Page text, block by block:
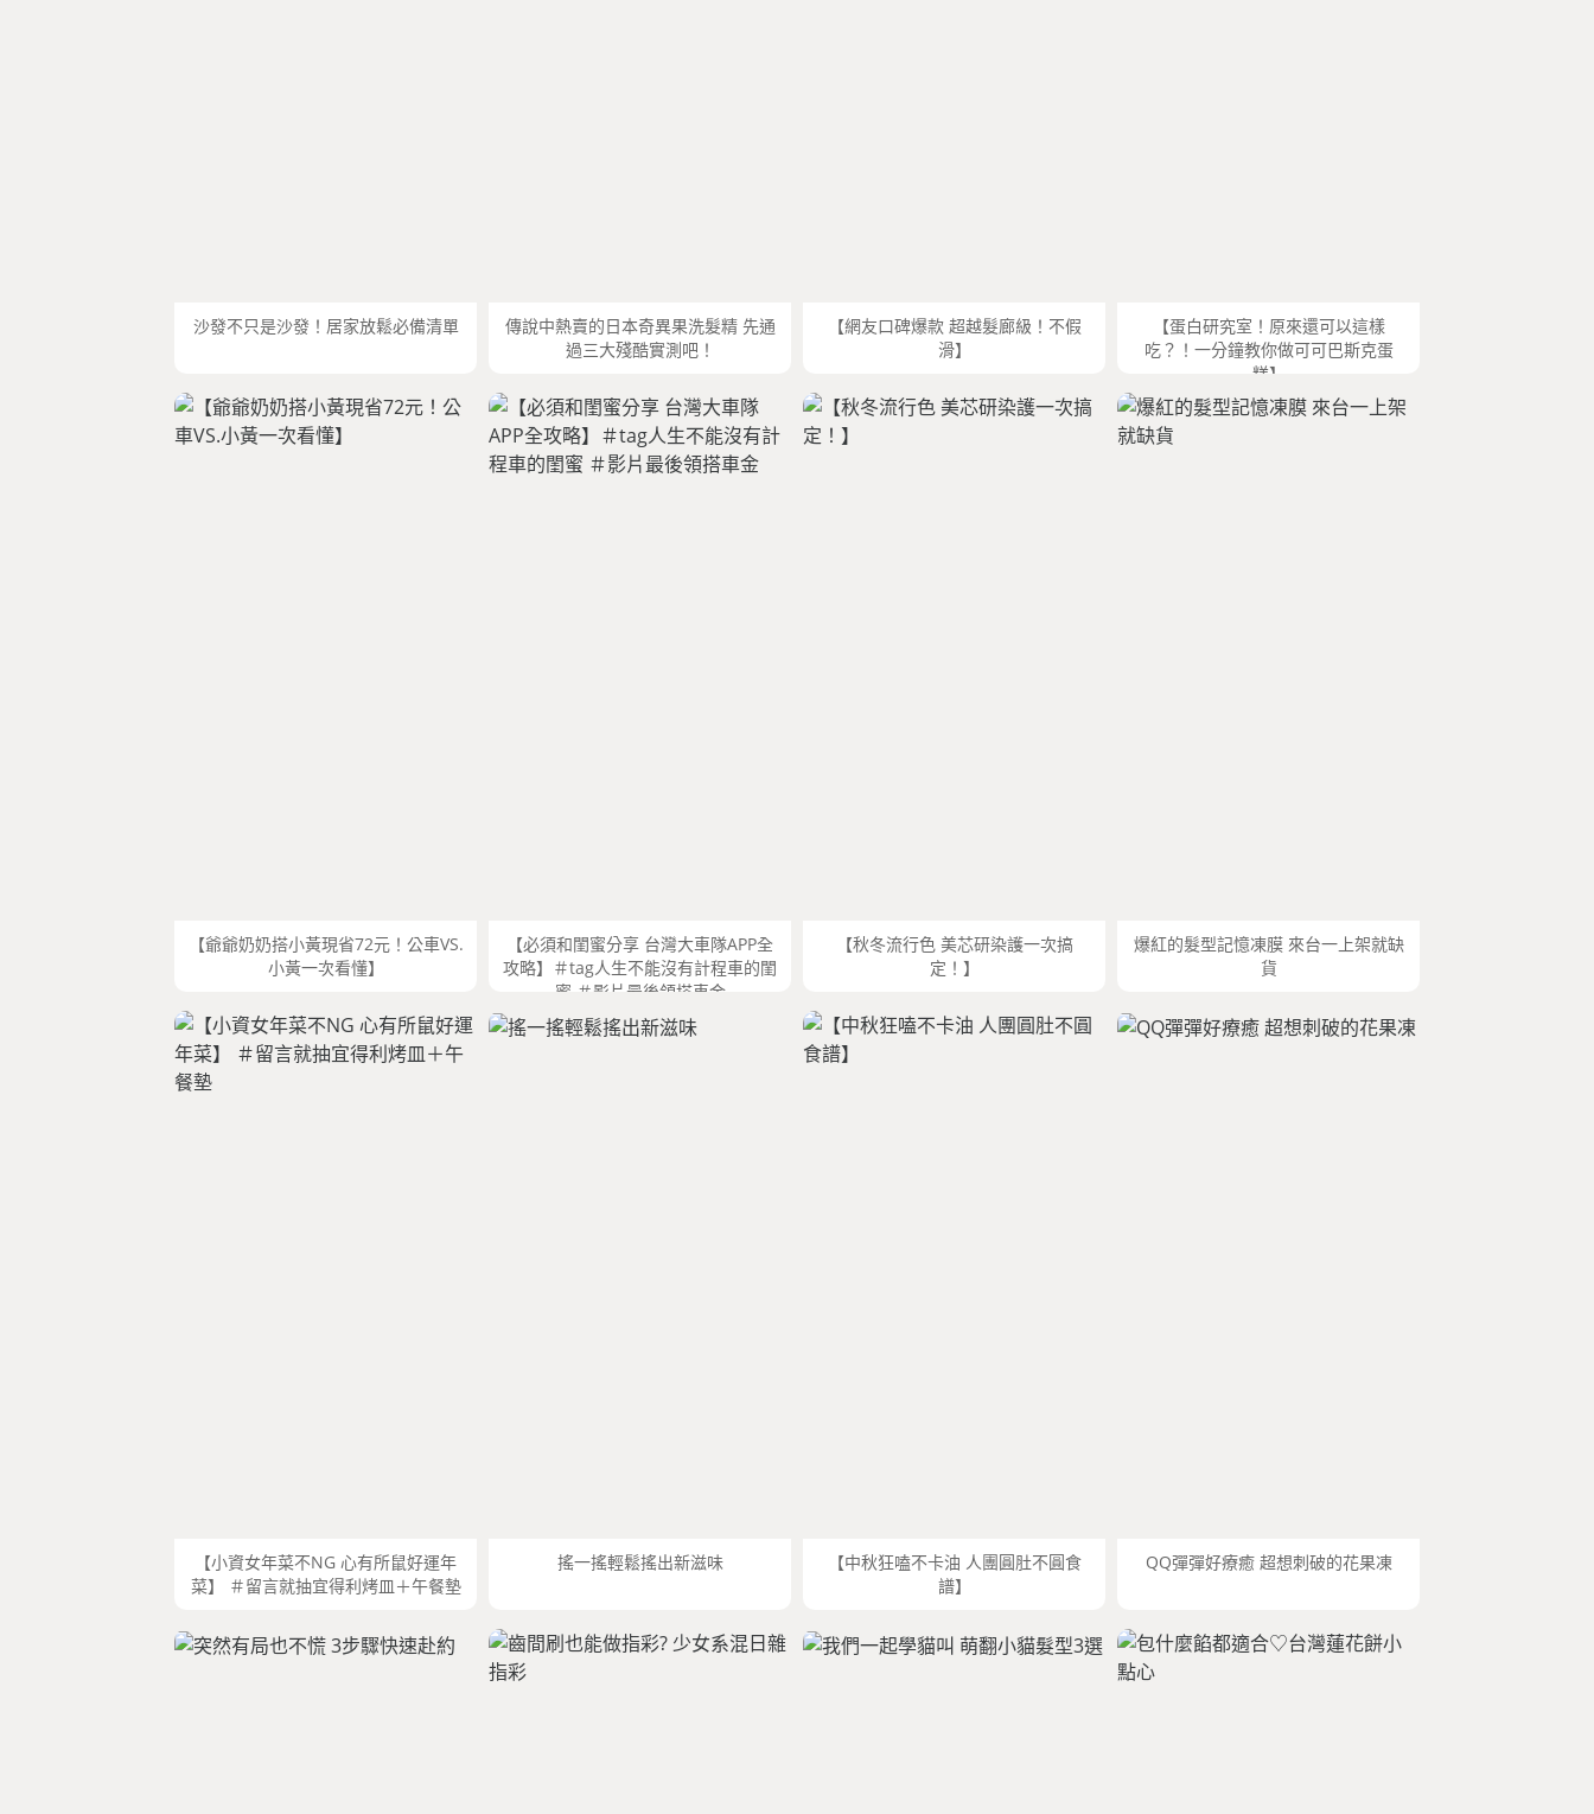
沙發不只是沙發！居家放鬆必備清單
傳說中熱賣的日本奇異果洗髮精 先通
過三大殘酷實測吧！
【網友口碑爆款 超越髮廊級！不假
滑】
【蛋白研究室！原來還可以這樣
吃？！一分鐘教你做可可巴斯克蛋
糕】
【爺爺奶奶搭小黃現省72元！公車VS.
小黃一次看懂】
【必須和閨蜜分享 台灣大車隊APP全
攻略】＃tag人生不能沒有計程車的閨
蜜 ＃影片最後領搭車金
【秋冬流行色 美芯研染護一次搞
定！】
爆紅的髮型記憶凍膜 來台一上架就缺
貨
【小資女年菜不NG 心有所鼠好運年
菜】 ＃留言就抽宜得利烤皿＋午餐墊
搖一搖輕鬆搖出新滋味
【中秋狂嗑不卡油 人團圓肚不圓食
譜】
QQ彈彈好療癒 超想刺破的花果凍